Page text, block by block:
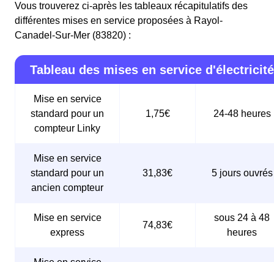
Vous trouverez ci-après les tableaux récapitulatifs des
différentes mises en service proposées à Rayol-
Canadel-Sur-Mer (83820) :
Tableau des mises en service d'électricité
Mise en service
standard pour un
compteur Linky
1,75€ 24-48 heures
Mise en service
standard pour un
ancien compteur
31,83€ 5 jours ouvrés
Mise en service
express
74,83€
sous 24 à 48
heures